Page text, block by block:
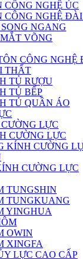
CÔNG NGHỆ ÚC
CÔNG NGHỆ
NGANG
VÕNG
CÔNG
THẤT
TỦ RƯỢU
TỦ BẾP
TỦ QUẦN ÁO
LỰC
CƯỜNG LỰC
KÍNH CƯỜNG
CƯỜNG LỰC
TUNGSHIN
TUNGKUANG
YINGHUA
OWIN
XINGFA
LỰC CAO CẤP